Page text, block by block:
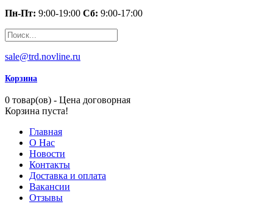
Пн-Пт: 9:00-19:00 Сб: 9:00-17:00
sale@trd.novline.ru
Корзина
0 товар(ов) - Цена договорная
Корзина пуста!
Главная
О Нас
Новости
Контакты
Доставка и оплата
Вакансии
Отзывы